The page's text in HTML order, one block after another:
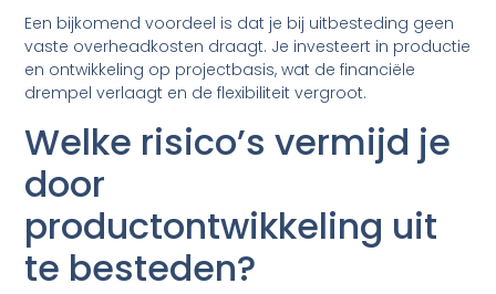
Een bijkomend voordeel is dat je bij uitbesteding geen
vaste overheadkosten draagt. Je investeert in productie
en ontwikkeling op projectbasis, wat de financiële
drempel verlaagt en de flexibiliteit vergroot.
Welke risico’s vermijd je
door
productontwikkeling uit
te besteden?